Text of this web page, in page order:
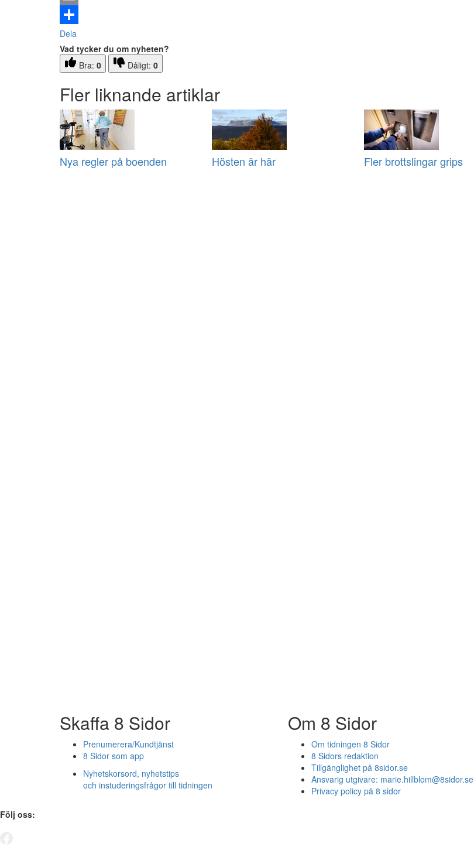
Email
Dela
Vad tycker du om nyheten?
Bra: 0 Dåligt: 0
Fler liknande artiklar
Nya regler på boenden Hösten är här Fler brottslingar grips
Skaffa 8 Sidor
Prenumerera/Kundtjänst
8 Sidor som app
Nyhetskorsord, nyhetstips
och instuderingsfrågor till tidningen
Om 8 Sidor
Om tidningen 8 Sidor
8 Sidors redaktion
Tillgänglighet på 8sidor.se
Ansvarig utgivare: marie.hillblom@8sidor.se
Privacy policy på 8 sidor
Följ oss: